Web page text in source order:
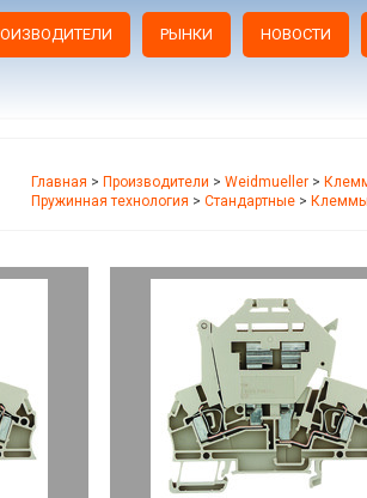
РЫНКИ НОВОСТИ
Главная > Производители > Weidmueller >
Пружинная технология > Стандартные > Клеммы